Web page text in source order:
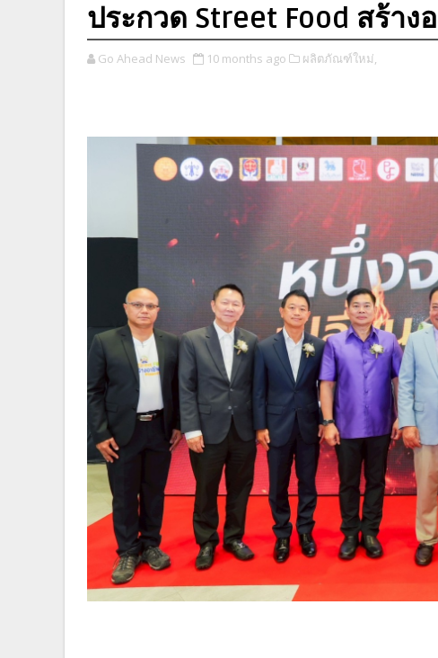
ประกวด Street Food สร้าง
Go Ahead News 10 months ago ผลิตภัณฑ์ใหม่,